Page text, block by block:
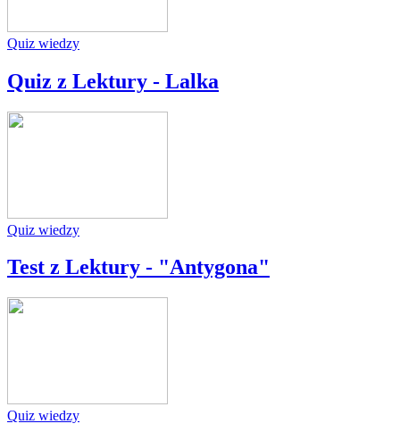
Quiz wiedzy
Quiz z Lektury - Lalka
Quiz wiedzy
Test z Lektury - "Antygona"
Quiz wiedzy